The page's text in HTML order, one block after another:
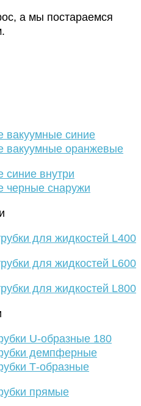
а мы постараемся
вакуумные синие
вакуумные оранжевые
синие внутри
черные снаружи
для жидкостей L400
для жидкостей L600
для жидкостей L800
U-образные 180
демпферные
Т-образные
прямые